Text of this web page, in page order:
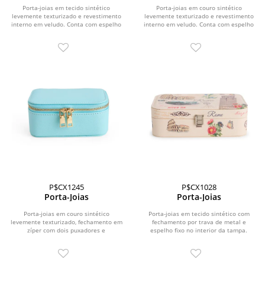
Porta-joias em tecido sintético
levemente texturizado e revestimento
interno em veludo. Conta com espelho
Porta-joias em couro sintético
levemente texturizado e revestimento
interno em veludo. Conta com espelho
P$CX1245
Porta-Joias
Porta-joias em couro sintético
levemente texturizado, fechamento em
zíper com dois puxadores e
P$CX1028
Porta-Joias
Porta-joias em tecido sintético com
fechamento por trava de metal e
espelho fixo no interior da tampa.